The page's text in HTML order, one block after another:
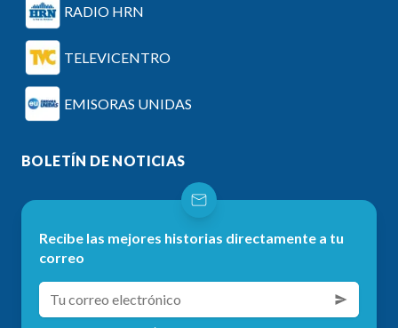
RADIO HRN
TELEVICENTRO
EMISORAS UNIDAS
BOLETÍN DE NOTICIAS
Recibe las mejores historias directamente a tu
correo